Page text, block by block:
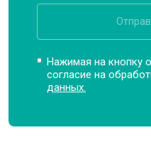
Нажимая на кнопку
согласие на
данных.